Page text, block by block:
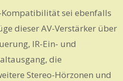
Kompatibilität sei ebenfalls
dieser AV-Verstärker über
IR-Ein- und
die
Stereo-Hörzonen und